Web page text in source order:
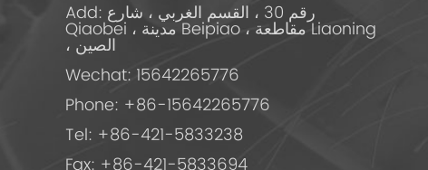
Add: رقم 30 ، القسم الغربي ، شارع
Qiaobei ، مدينة Beipiao ، مقاطعة Liaoning
، الصين
Wechat: 15642265776
Phone: +86-15642265776
Tel: +86-421-5833238
Fax: +86-421-5833694